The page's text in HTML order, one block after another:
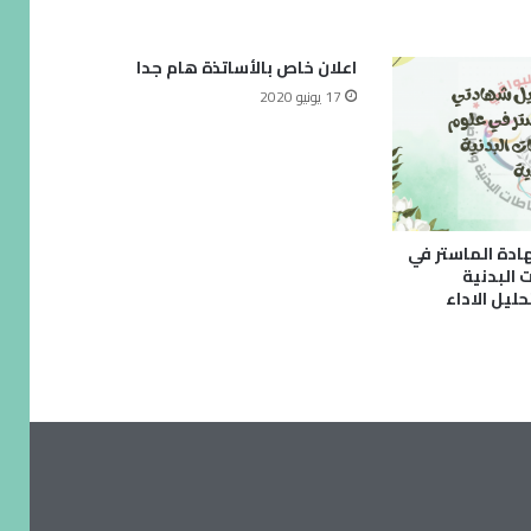
الماستر في
البدنية
الاداء
اعلان خاص بالأساتذة هام جدا
17 يونيو 2020